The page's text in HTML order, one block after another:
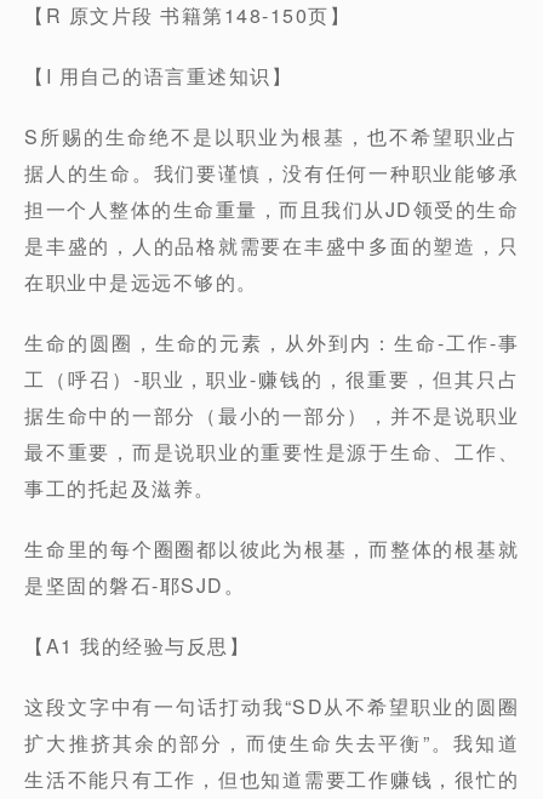
【R 原文片段 书籍第148-150页】
【I 用自己的语言重述知识】
S所赐的生命绝不是以职业为根基，也不希望职业占
据人的生命。我们要谨慎，没有任何一种职业能够承
担一个人整体的生命重量，而且我们从JD领受的生命
是丰盛的，人的品格就需要在丰盛中多面的塑造，只
在职业中是远远不够的。
生命的圆圈，生命的元素，从外到内：生命-工作-事
工（呼召）-职业，职业-赚钱的，很重要，但其只占
据生命中的一部分（最小的一部分），并不是说职业
最不重要，而是说职业的重要性是源于生命、工作、
事工的托起及滋养。
生命里的每个圈圈都以彼此为根基，而整体的根基就
是坚固的磐石-耶SJD。
【A1 我的经验与反思】
这段文字中有一句话打动我“SD从不希望职业的圆圈
扩大推挤其余的部分，而使生命失去平衡”。我知道
生活不能只有工作，但也知道需要工作赚钱，很忙的